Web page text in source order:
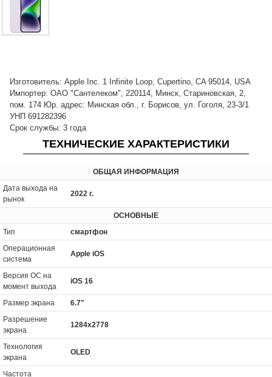
Изготовитель: Apple Inc. 1 Infinite Loop, Cupertino, CA 95014, USA
Импортер: ОАО "Сантелеком", 220114, Минск, Стариновская, 2,
пом. 174 Юр. адрес: Минская обл., г. Борисов, ул. Гоголя, 23-3/1
УНП 691282396
Срок службы: 3 года
ТЕХНИЧЕСКИЕ ХАРАКТЕРИСТИКИ
ОБЩАЯ ИНФОРМАЦИЯ
Дата выхода на
рынок
2022 г.
ОСНОВНЫЕ
Тип
смартфон
Операционная
система
Apple iOS
Версия ОС на
момент выхода
iOS 16
Размер экрана
6.7"
Разрешение
экрана
1284x2778
Технология
экрана
OLED
Частота